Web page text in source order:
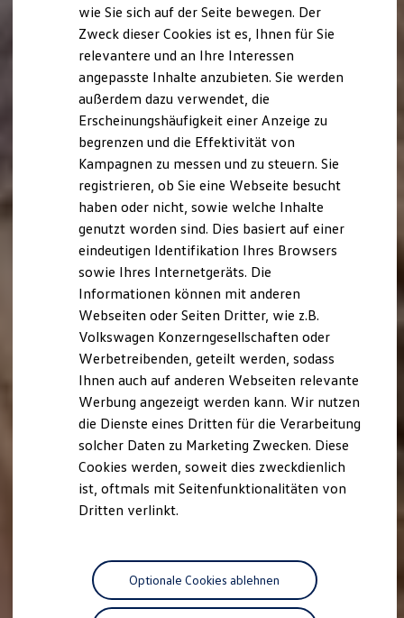
Fahrerassistenz- und Sicherheitssysteme
Kontrollleuchten
Kurzfahrprofile und Ölverdünnung
XTL-Dieselkraftstoff
Ersatzteile und Betriebsflüssigkeiten
Original Zubehör und Lifestyle Produkte
myVolkswagen
myVolkswagen Business
Elektrisch & Autonom
Elektro - & Hybridfahrzeuge
Unser Ansatz
Klimafreundlicher Strom
Reichweite & Ladelösungen
Reichweitensimulator
Ladezeitensimulator
Ladelösungen für Privatkunden
Ladelösungen für Gewerbekunden
Wallbox und Ladekabel
Förderung & Kosten der Elektrofahrzeuge
Fördermöglichkeiten für Privatkunden
Fördermöglichkeiten für Gewerbekunden
Autonomes Fahren
Mehr zum ID. Buzz
Online Beratung
California Club
California Magazin & Ratgeber
Vanlife
California App
California Lifestyle & Zubehör
Übernachten im California
wie Sie sich auf der Seite bewegen. Der
Zweck dieser Cookies ist es, Ihnen für Sie
relevantere und an Ihre Interessen
angepasste Inhalte anzubieten. Sie werden
außerdem dazu verwendet, die
Erscheinungshäufigkeit einer Anzeige zu
begrenzen und die Effektivität von
Kampagnen zu messen und zu steuern. Sie
registrieren, ob Sie eine Webseite besucht
haben oder nicht, sowie welche Inhalte
genutzt worden sind. Dies basiert auf einer
eindeutigen Identifikation Ihres Browsers
sowie Ihres Internetgeräts. Die
Informationen können mit anderen
Webseiten oder Seiten Dritter, wie z.B.
Volkswagen Konzerngesellschaften oder
Werbetreibenden, geteilt werden, sodass
Ihnen auch auf anderen Webseiten relevante
Werbung angezeigt werden kann. Wir nutzen
die Dienste eines Dritten für die Verarbeitung
solcher Daten zu Marketing Zwecken. Diese
Cookies werden, soweit dies zweckdienlich
ist, oftmals mit Seitenfunktionalitäten von
Dritten verlinkt.
Optionale Cookies ablehnen